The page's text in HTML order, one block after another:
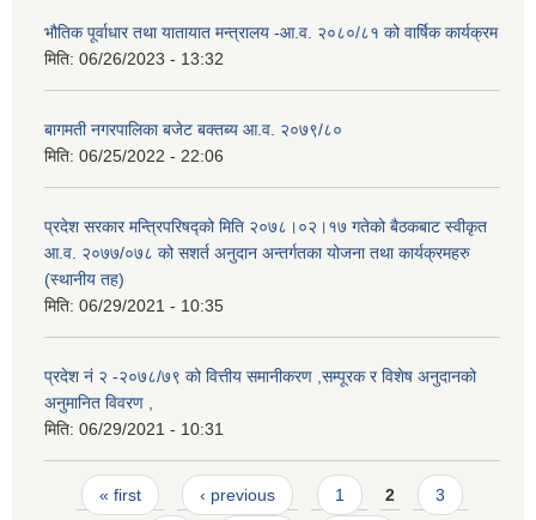
भौतिक पूर्वाधार तथा यातायात मन्त्रालय -आ.व. २०८०/८१ को वार्षिक कार्यक्रम
मिति: 06/26/2023 - 13:32
बागमती नगरपालिका बजेट बक्तब्य आ.व. २०७९/८०
मिति: 06/25/2022 - 22:06
प्रदेश सरकार मन्त्रिपरिषद्को मिति २०७८।०२।१७ गतेको बैठकबाट स्वीकृत
आ.व. २०७७/०७८ को सशर्त अनुदान अन्तर्गतका योजना तथा कार्यक्रमहरु
(स्थानीय तह)
मिति: 06/29/2021 - 10:35
प्रदेश नं २ -२०७८/७९ को वित्तीय समानीकरण ,सम्पूरक र विशेष अनुदानको
अनुमानित विवरण ,
मिति: 06/29/2021 - 10:31
Pages
« first ‹ previous 1 2 3